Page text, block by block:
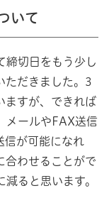
いて
締切日をもう少し
ただきました。3
ますが、できれば
メールやFAX送信
信が可能になれ
合わせることがで
ると思います。